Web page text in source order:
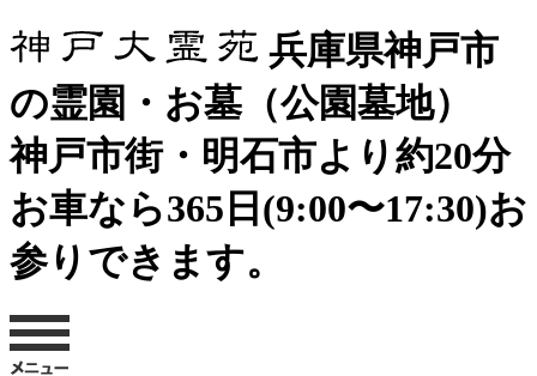
兵庫県神戸市
の霊園・お墓（公園墓地）
神戸市街・明石市より約20分
お車なら365日(9:00〜17:30)お
参りできます。